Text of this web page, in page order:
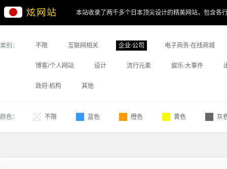
本站收录了两千多个日本顶尖设计的精美网站，包含各
类别： 不限 互联网相关 企业·公司 电子商务·在线商城
博客/个人网站 设计 流行元素 娱乐·大事件
政府·机构 其他
颜色： 不限 蓝色 橙色 黄色 灰